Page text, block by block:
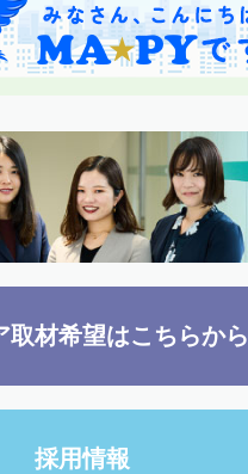
取材希望はこちらから
採用情報